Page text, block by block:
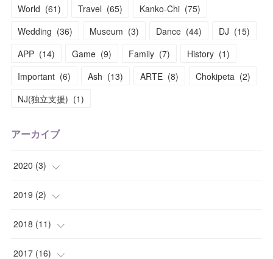
World (61) Travel (65) Kanko-Chi (75)
Wedding (36) Museum (3) Dance (44) DJ (15)
APP (14) Game (9) Family (7) History (1)
Important (6) Ash (13) ARTE (8) Chokipeta (2)
NJ(独立支援) (1)
アーカイブ
2020 (3)
(1
( 1)
(1)
2019 (2)
( 1)
(1)
2018 (11)
(2)
2017 (16)